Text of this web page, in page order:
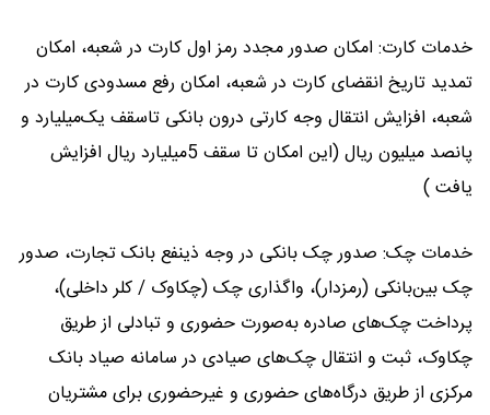
خدمات کارت: امکان صدور مجدد رمز اول کارت در شعبه، امکان
تمدید تاریخ انقضای کارت در شعبه، امکان رفع مسدودی کارت در
شعبه، افزایش انتقال وجه کارتی درون بانکی تاسقف یک‌میلیارد و
پانصد میلیون ریال (این امکان تا سقف 5میلیارد ریال افزایش
یافت )
خدمات چک: صدور چک بانکی در وجه ذینفع بانک تجارت، صدور
چک بین‌بانکی (رمزدار)، واگذاری چک (چکاوک / کلر داخلی)،
پرداخت چک‌های صادره به‌صورت حضوری و تبادلی از طریق
چکاوک، ثبت و انتقال چک‌های صیادی در سامانه صیاد بانک
مرکزی از طریق درگاه‌های حضوری و غیرحضوری برای مشتریان